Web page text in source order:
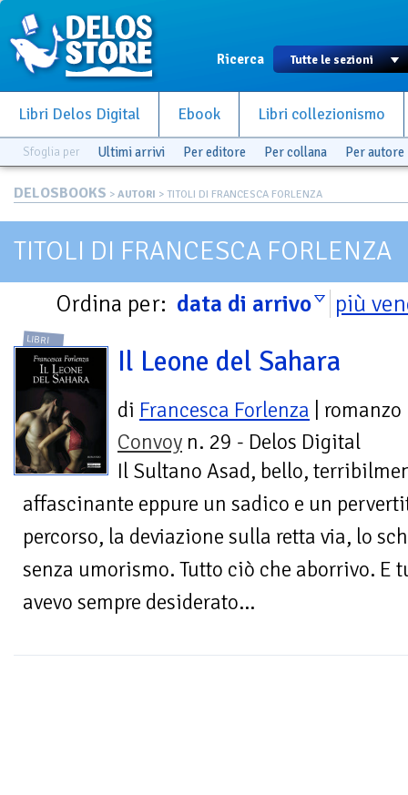
Ricerca
Libri Delos Digital Ebook Libri collezionismo
Sfoglia per Ultimi arrivi Per editore Per collana Per autore
DELOSBOOKS > AUTORI > TITOLI DI FRANCESCA FORLENZA
TITOLI DI FRANCESCA FORLENZA
Ordina per: data di arrivo più
LIBRI
Il Leone del Sahara
di Francesca Forlenza | romanzo
Convoy n. 29 - Delos Digital
Il Sultano Asad, bello,
affascinante eppure un sadico e un
percorso, la deviazione sulla retta via, lo
senza umorismo. Tutto ciò che aborrivo. E
avevo sempre desiderato...